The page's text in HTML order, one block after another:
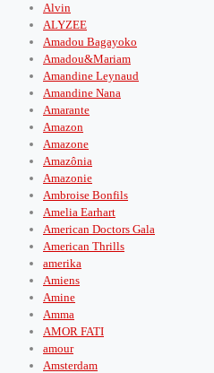
Alvin
ALYZEE
Amadou Bagayoko
Amadou&Mariam
Amandine Leynaud
Amandine Nana
Amarante
Amazon
Amazone
Amazônia
Amazonie
Ambroise Bonfils
Amelia Earhart
American Doctors Gala
American Thrills
amerika
Amiens
Amine
Amma
AMOR FATI
amour
Amsterdam